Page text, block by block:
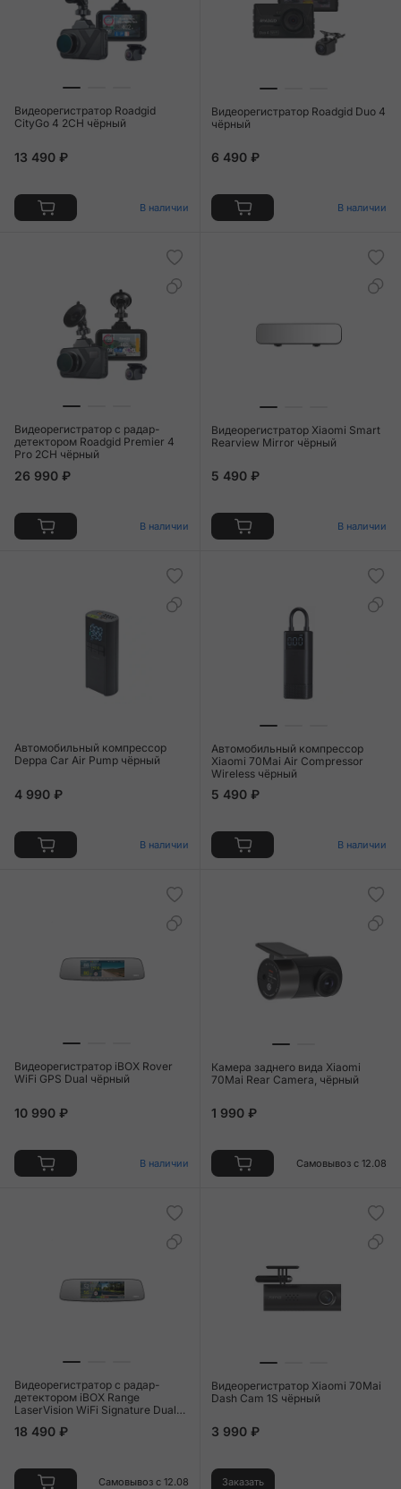
Видеорегистратор Roadgid
CityGo 4 2CH чёрный
13 490 ₽
В наличии
Видеорегистратор Roadgid Duo 4
чёрный
6 490 ₽
В наличии
Видеорегистратор c радар-
детектором Roadgid Premier 4
Pro 2CH чёрный
26 990 ₽
В наличии
Видеорегистратор Xiaomi Smart
Rearview Mirror чёрный
5 490 ₽
В наличии
Автомобильный компрессор
Deppa Car Air Pump чёрный
4 990 ₽
В наличии
Автомобильный компрессор
Xiaomi 70Mai Air Compressor
Wireless чёрный
5 490 ₽
В наличии
Видеорегистратор iBOX Rover
WiFi GPS Dual чёрный
10 990 ₽
В наличии
Камера заднего вида Xiaomi
70Mai Rear Camera, чёрный
1 990 ₽
Самовывоз с 12.08
Видеорегистратор c радар-
детектором iBOX Range
LaserVision WiFi Signature Dual
18 490 ₽
Самовывоз с 12.08
Видеорегистратор Xiaomi 70Mai
Dash Cam 1S чёрный
3 990 ₽
Заказать